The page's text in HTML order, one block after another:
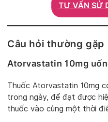
TƯ VẤN SỬ
Câu hỏi thường gặp
Atorvastatin 10mg
Thuốc Atorvastatin 10mg
trong ngày, để đạt được
thuốc vào cùng một thời